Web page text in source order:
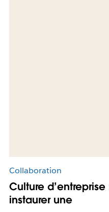
Collaboration
Culture
instaurer une